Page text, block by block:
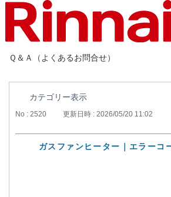
Ｑ＆Ａ（よくあるお問合せ）
カテゴリー表示
No : 2520 更新日時 : 2026/05/20 11:02
ガスファンヒーター｜エラー